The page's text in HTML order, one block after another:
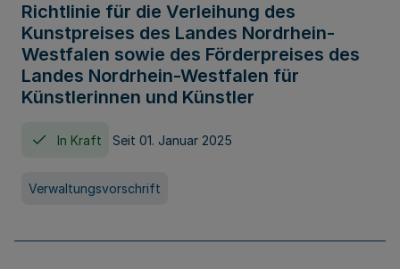
Richtlinie für die Verleihung des
Kunstpreises des Landes Nordrhein-
Westfalen sowie des Förderpreises des
Landes Nordrhein-Westfalen für
Künstlerinnen und Künstler
In Kraft Seit 01. Januar 2025
Verwaltungsvorschrift